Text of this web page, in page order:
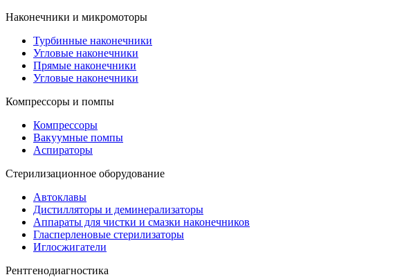
Наконечники и микромоторы
Турбинные наконечники
Угловые наконечники
Прямые наконечники
Угловые наконечники
Компрессоры и помпы
Компрессоры
Вакуумные помпы
Аспираторы
Стерилизационное оборудование
Автоклавы
Дистилляторы и деминерализаторы
Аппараты для чистки и смазки наконечников
Гласперленовые стерилизаторы
Иглосжигатели
Рентгенодиагностика